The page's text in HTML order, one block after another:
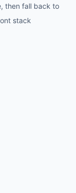
then fall back to
stack